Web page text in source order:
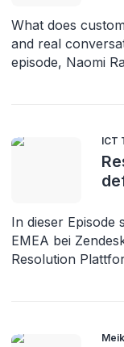
What does
and real
episode, Naomi
ICT
In dieser Episode
EMEA bei
Resolution